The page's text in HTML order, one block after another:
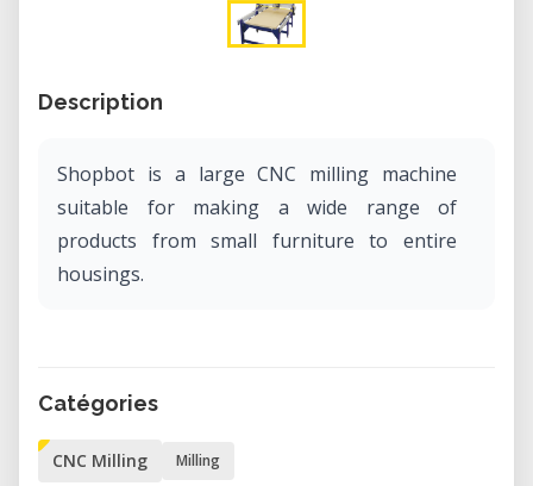
Description
Shopbot is a large CNC milling machine
suitable for making a wide range of
products from small furniture to entire
housings.
Catégories
CNC Milling Milling